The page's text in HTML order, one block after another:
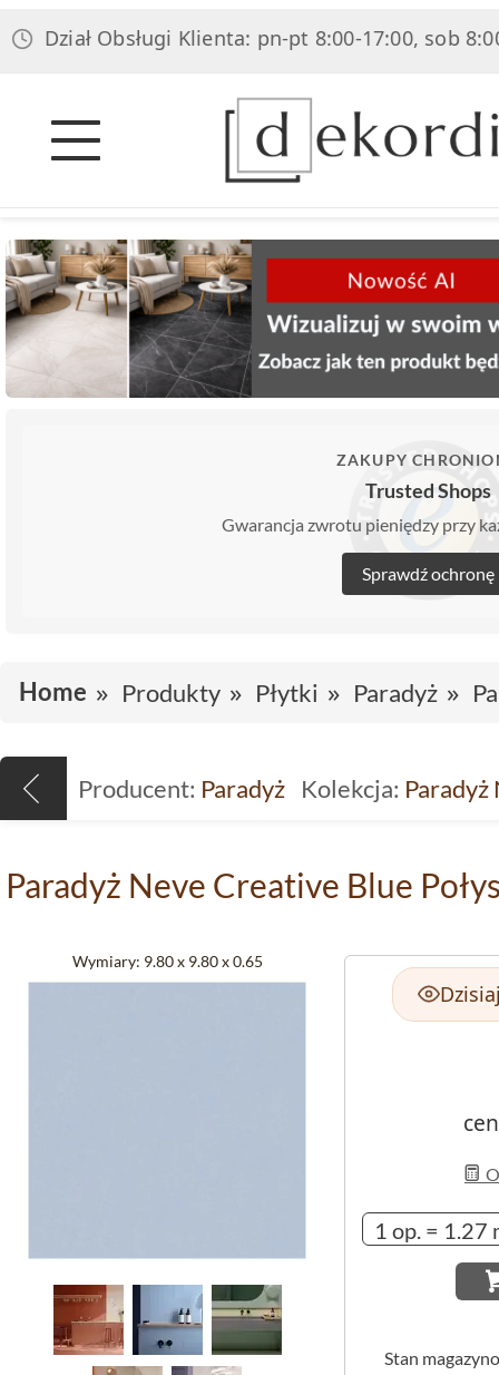
Obsługi Klienta: pn-pt 8:00-17:00, sob 8:00-
ZAKUPY
Trusted Shops
Gwarancja zwrotu pieniędzy przy
Sprawdź ochronę
Home Produkty Płytki Paradyż
Producent: Paradyż Kolekcja:
Paradyż Neve Creative Blue
Wymiary: 9.80 x 9.80 x 0.65
Stan